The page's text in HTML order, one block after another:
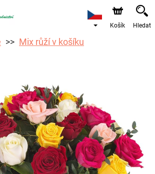
e-shop přijímáme. Nejbližší možné
od 17.8.2026 z důvodu dovolené.
Košík Hledat
Mix růží v košíku